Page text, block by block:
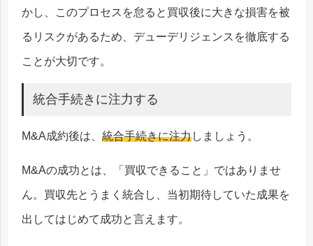
かし、このプロセスを怠ると買収後に大きな損害を被
るリスクがあるため、デューデリジェンスを徹底する
ことが大切です。
統合手続きに注力する
M&A成約後は、統合手続きに注力しましょう。
M&Aの成功とは、「買収できること」ではありませ
ん。買収先とうまく統合し、当初期待していた成果を
出してはじめて成功と言えます。